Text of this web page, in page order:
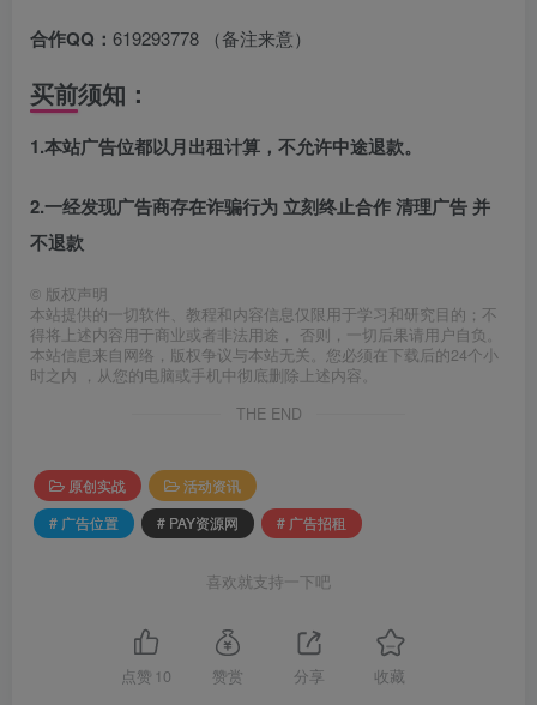
合作QQ： 619293778 （备注来意）
买前须知：
1.本站广告位都以月出租计算，不允许中途退款。
2.一经发现广告商存在诈骗行为 立刻终止合作 清理广告 并
不退款
© 版权声明
本站提供的一切软件、教程和内容信息仅限用于学习和研究目的；不
得将上述内容用于商业或者非法用途， 否则，一切后果请用户自负。
本站信息来自网络，版权争议与本站无关。您必须在下载后的24个小
时之内 ，从您的电脑或手机中彻底删除上述内容。
THE END
原创实战
活动资讯
# 广告位置
# PAY资源网 # 广告招租
喜欢就支持一下吧
点赞 10 赞赏 分享 收藏